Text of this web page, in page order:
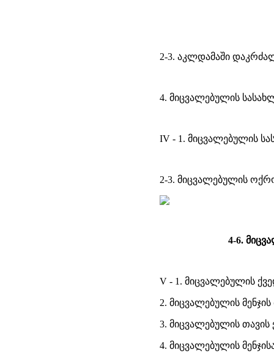
2-3. აკლდამაში
4. მიცვალებულის
IV - 1. მიცვალებულის
2-3. მიცვალებულის
4-6.
V - 1. მიცვალებულის
2. მიცვალებულის
3. მიცვალებულის
4. მიცვალებულის